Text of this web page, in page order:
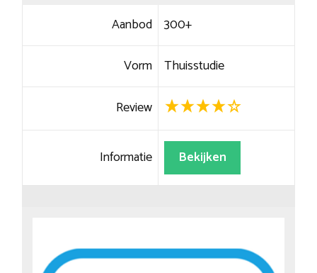
Aanbod 300+
Vorm Thuisstudie
Review
Informatie Bekijken